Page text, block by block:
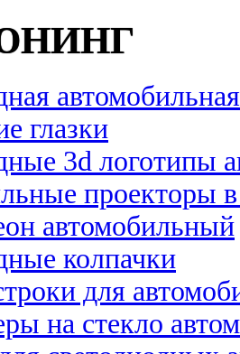
глазки
3d логотипы
проекторы
автомобильный
колпачки
для
на стекло